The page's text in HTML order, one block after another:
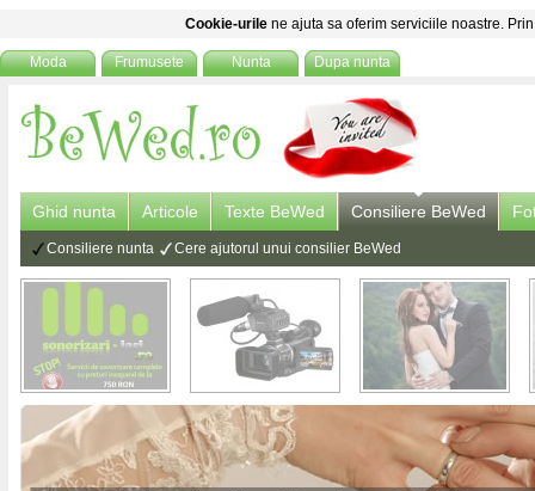
Cookie-urile ne ajuta sa oferim serviciile noastre.
Moda Frumusete Nunta Dupa nunta
Ghid nunta Articole Texte BeWed Consiliere BeWed
Consiliere nunta Cere ajutorul unui consilier BeWed